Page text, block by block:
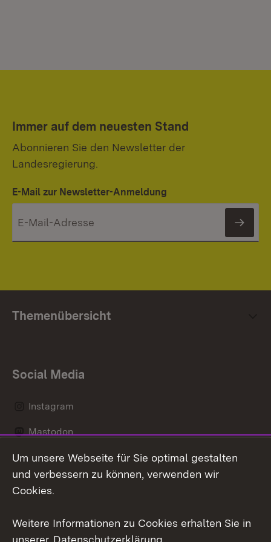
Immer auf dem neuesten Stand
Abonnieren Sie den Newsletter der
Landesregierung.
E-Mail zur Newsletter-Anmeldung
Themenübersicht
Social Media
Instagram
Mastodon
Messenger
Um unsere Webseite für Sie optimal gestalten
und verbessern zu können, verwenden wir
Cookies.
Weitere Informationen zu Cookies erhalten Sie in
unserer Datenschutzerklärung.